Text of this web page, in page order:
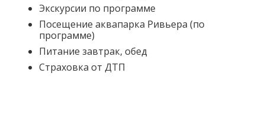
Экскурсии по программе
Посещение аквапарка Ривьера (по
программе)
Питание завтрак, обед
Страховка от ДТП